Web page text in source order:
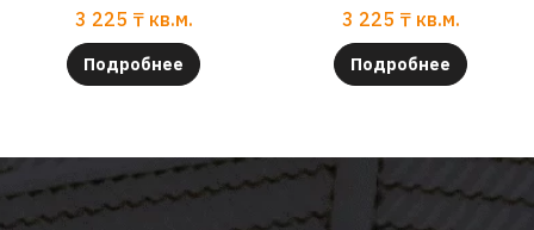
3 225 ₸ кв.м.
Подробнее
3 225 ₸ кв.м.
Подробнее